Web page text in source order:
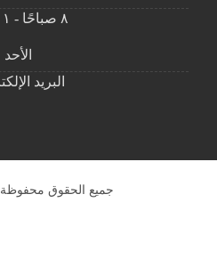
٨ صباحًا - ١ مساءً
الأحد
البريد
جميع الحقوق محفوظة